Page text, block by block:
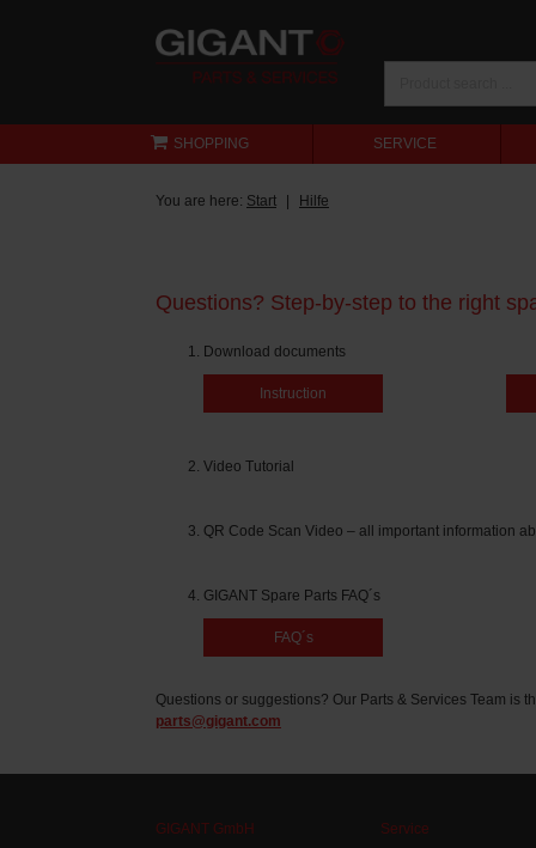
SHOPPING SERVICE
You are here: Start Hilfe
Questions? Step-by-step to the right
Download documents
Instruction
Video Tutorial
QR Code Scan Video – all important information
GIGANT Spare Parts FAQ´s
FAQ´s
Questions or suggestions? Our Parts & Services Team is
parts@gigant.com
GIGANT GmbH Service